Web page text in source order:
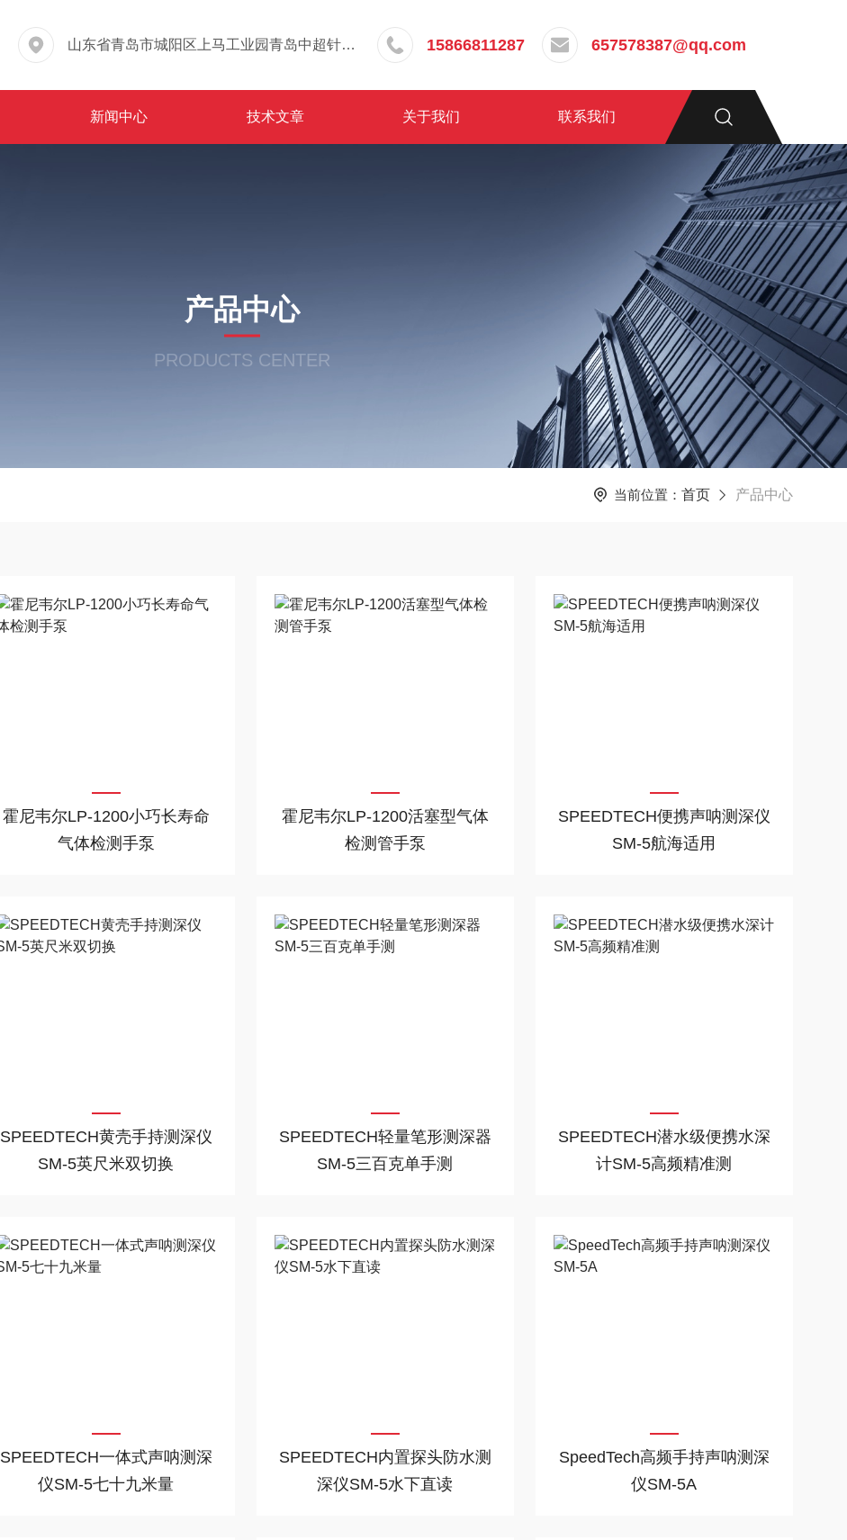
山东省青岛市城阳区上马工业园青岛中超针织有限公司院内东办公楼三层 15866811287 657578387@qq.com
新闻中心 技术文章 关于我们 联系我们
产品中心
PRODUCTS CENTER
当前位置： 首页 产品中心
霍尼韦尔LP-1200小巧长寿命
气体检测手泵
霍尼韦尔LP-1200活塞型气体
检测管手泵
SPEEDTECH便携声呐测深仪
SM-5航海适用
SPEEDTECH黄壳手持测深仪
SM-5英尺米双切换
SPEEDTECH轻量笔形测深器
SM-5三百克单手测
SPEEDTECH潜水级便携水深
计SM-5高频精准测
SPEEDTECH一体式声呐测深
仪SM-5七十九米量
SPEEDTECH内置探头防水测
深仪SM-5水下直读
SpeedTech高频手持声呐测深
仪SM-5A